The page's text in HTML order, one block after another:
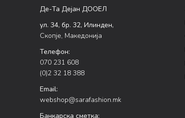
Де-Та Дејан ДООЕЛ
ул. 34, бр. 32, Илинден,
Скопје, Македонија
Телефон:
070 231 608
(0)2 32 18 388
Email:
webshop@sarafashion.mk
Банкарска сметка: